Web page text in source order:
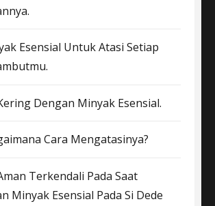
Esensial Untuk Atasi Setiap
Dengan Minyak Esensial.
Cara Mengatasinya?
Terkendali Pada Saat
Minyak Esensial Pada Si Dede